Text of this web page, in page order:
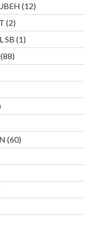
1212
Produkte
22
Produkte
SB 11
Produkt
8888
Produkte
6060
Produkte